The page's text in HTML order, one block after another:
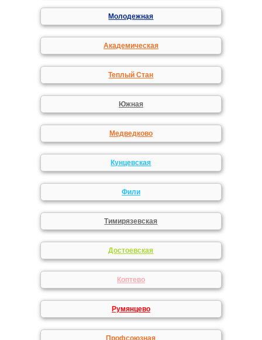
Молодежная
Академическая
Теплый Стан
Южная
Медведково
Кунцевская
Фили
Тимирязевская
Достоевская
Коптево
Румянцево
Профсоюзная